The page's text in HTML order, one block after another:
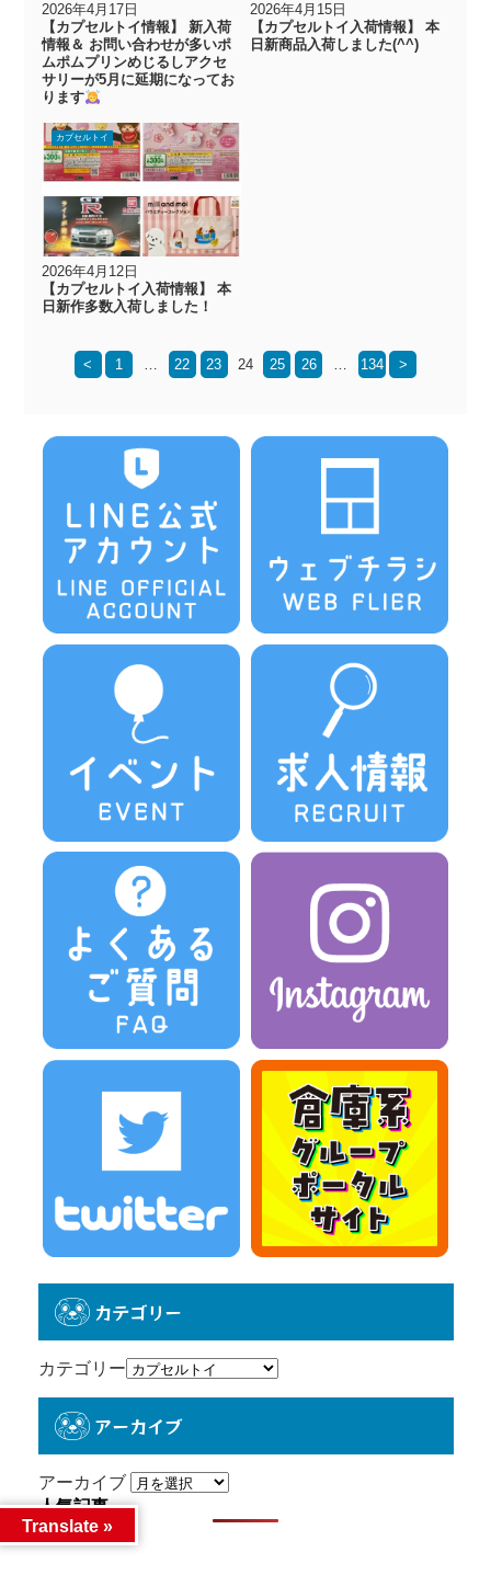
2026年4月17日
【カプセルトイ情報】 新入荷
情報＆ お問い合わせが多いポ
ムポムプリンめじるしアクセ
サリーが5月に延期になってお
ります
2026年4月15日
【カプセルトイ入荷情報】 本
日新商品入荷しました(^^)
カプセルトイ
2026年4月12日
【カプセルトイ入荷情報】 本
日新作多数入荷しました！
< 1 … 22 23 24 25 26 … 134 >
カテゴリー
カテゴリー
アーカイブ
アーカイブ
人気記事
Translate »